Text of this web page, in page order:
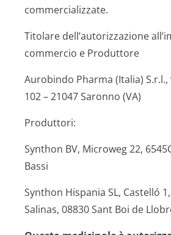
commercializzate.
Titolare dell’autorizzazione
commercio e Produttore
Aurobindo Pharma (Italia) S.r.l.,
102 – 21047 Saronno (VA)
Produttori:
Synthon BV, Microweg 22,
Bassi
Synthon Hispania SL, Castelló
Salinas, 08830 Sant Boi de